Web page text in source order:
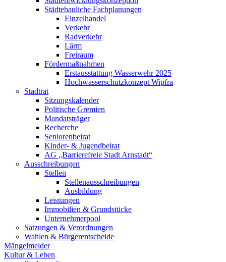
Städtebauliche Fachplanungen
Einzelhandel
Verkehr
Radverkehr
Lärm
Freiraum
Fördermaßnahmen
Erstausstattung Wasserwehr 2025
Hochwasserschutzkonzept Wipfra
Stadtrat
Sitzungskalender
Politische Gremien
Mandatsträger
Recherche
Seniorenbeirat
Kinder- & Jugendbeirat
AG „Barrierefreie Stadt Arnstadt“
Ausschreibungen
Stellen
Stellenausschreibungen
Ausbildung
Leistungen
Immobilien & Grundstücke
Unternehmerpool
Satzungen & Verordnungen
Wahlen & Bürgerentscheide
Mängelmelder
Kultur & Leben